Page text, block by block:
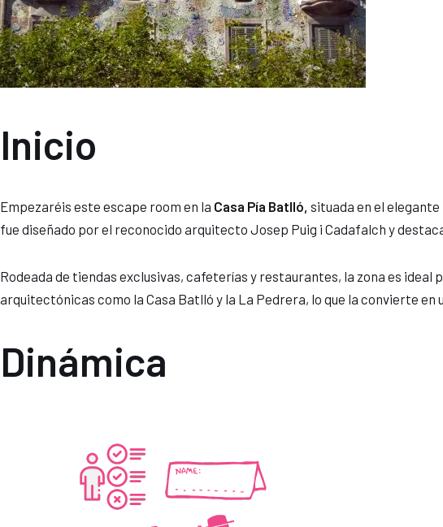
Inicio
Empezaréis este escape room en la Casa Pía Batlló, situada en el
fue diseñado por el reconocido arquitecto Josep Puig i Cadafalch y
Rodeada de tiendas exclusivas, cafeterías y restaurantes, la zona es
arquitectónicas como la Casa Batlló y la La Pedrera, lo que la convierte
Dinámica